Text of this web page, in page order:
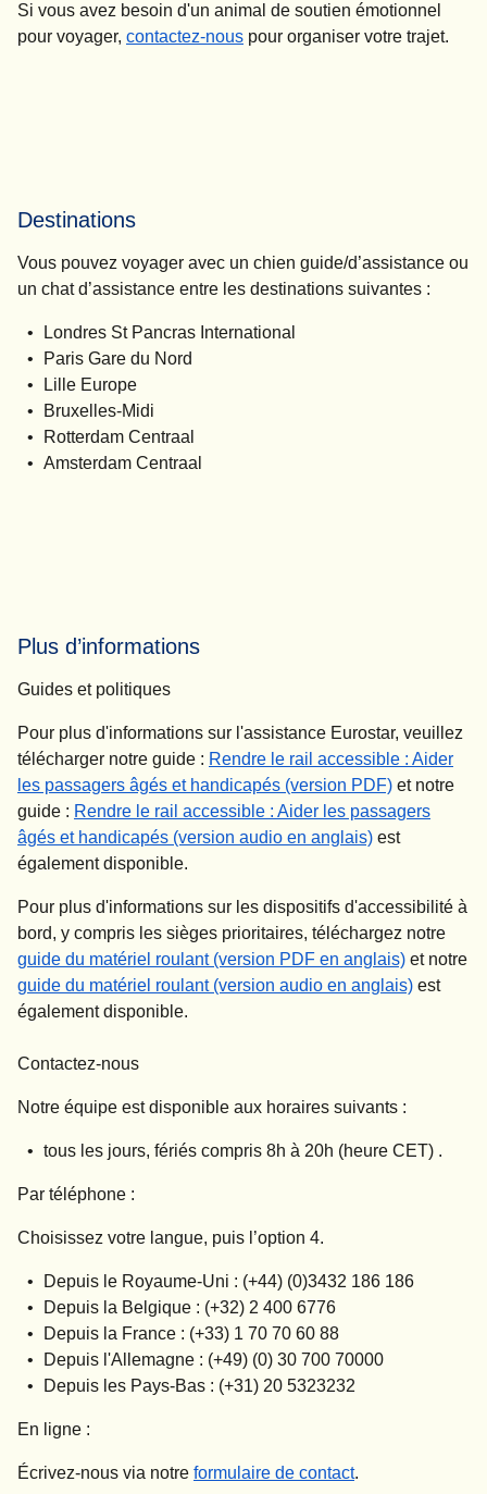
Si vous avez besoin d'un animal de soutien émotionnel
pour voyager, contactez-nous pour organiser votre trajet.
Destinations
Vous pouvez voyager avec un chien guide/d’assistance ou
un chat d’assistance entre les destinations suivantes :
Londres St Pancras International
Paris Gare du Nord
Lille Europe
Bruxelles-Midi
Rotterdam Centraal
Amsterdam Centraal
Plus d’informations
Guides et politiques
Pour plus d'informations sur l'assistance Eurostar, veuillez
télécharger notre guide : Rendre le rail accessible : Aider
les passagers âgés et handicapés (version PDF)( Ouvre un
( ouvre un
et notre
guide : Rendre le rail accessible : Aider les passagers
âgés et handicapés (version audio en anglais)( Ouvre un
est
également disponible.
Pour plus d'informations sur les dispositifs d'accessibilité à
bord, y compris les sièges prioritaires, téléchargez notre
guide du matériel roulant (version PDF en anglais)( Ouvre un
( ouvre un
et notre
guide du matériel roulant (version audio en anglais)( Ouvre
est
également disponible.
Contactez-nous
Notre équipe est disponible aux horaires suivants :
tous les jours, fériés compris 8h à 20h (heure CET) .
Par téléphone :
Choisissez votre langue, puis l’option 4.
Depuis le Royaume-Uni : (+44) (0)3432 186 186
Depuis la Belgique : (+32) 2 400 6776
Depuis la France : (+33) 1 70 70 60 88
Depuis l'Allemagne : (+49) (0) 30 700 70000
Depuis les Pays-Bas : (+31) 20 5323232
En ligne :
Écrivez-nous via notre formulaire de contact.